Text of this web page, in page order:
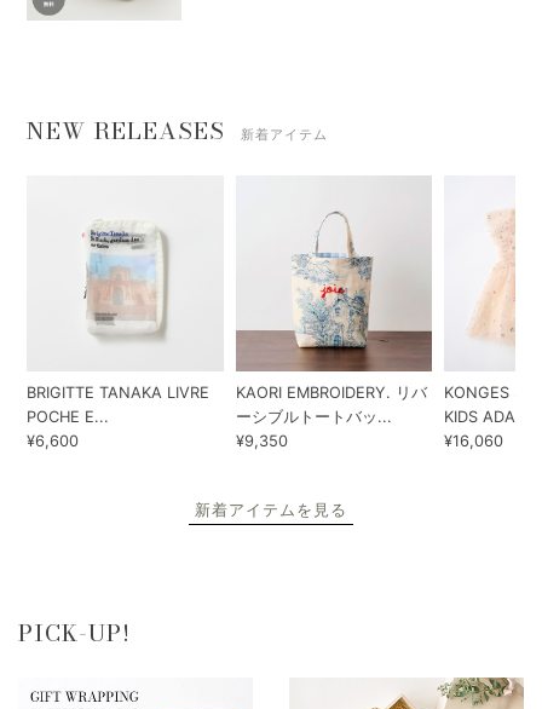
NEW RELEASES 新着アイテム
BRIGITTE TANAKA LIVRE
POCHE E...
¥6,600
KAORI EMBROIDERY. リバ
ーシブルトートバッ...
¥9,350
KONGES
KIDS ADA...
¥16,060
新着アイテムを見る
PICK-UP!